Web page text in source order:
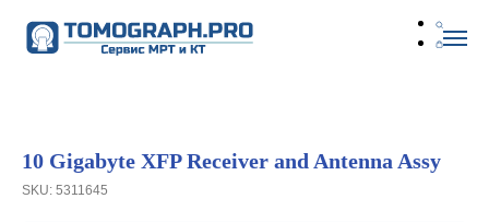
10 Gigabyte XFP Receiver and Antenna Assy
SKU: 5311645